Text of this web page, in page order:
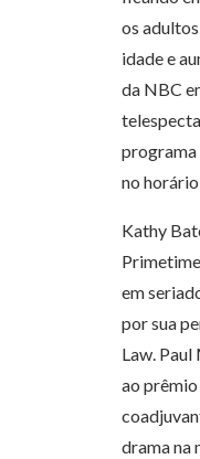
os
idade e
da NBC
programa
no
Kathy
em
por sua
Law.
ao
drama na